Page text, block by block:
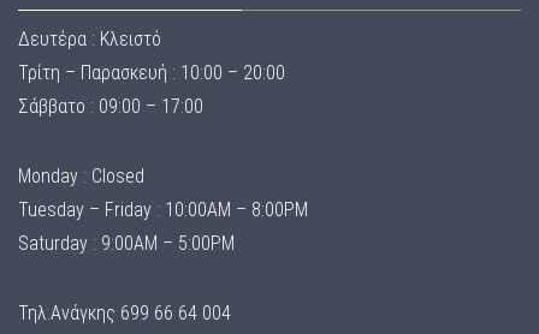
Δευτέρα : Κλειστό
Τρίτη – Παρασκευή : 10:00 – 20:00
Σάββατο : 09:00 – 17:00
Monday : Closed
Tuesday – Friday : 10:00AM – 8:00PM
Saturday : 9:00AM – 5:00PM
Τηλ.Ανάγκης 699 66 64 004